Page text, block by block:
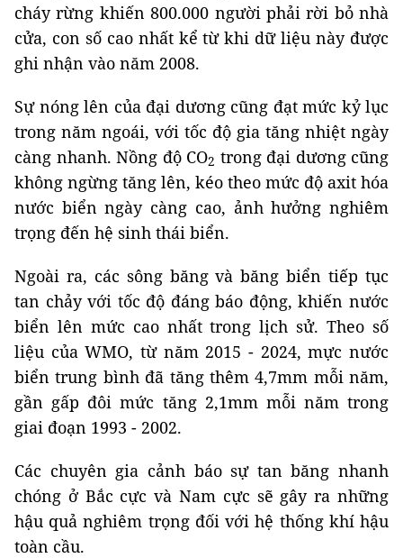
cháy rừng khiến 800.000 người phải rời bỏ nhà
cửa, con số cao nhất kể từ khi dữ liệu này được
ghi nhận vào năm 2008.
Sự nóng lên của đại dương cũng đạt mức kỷ lục
trong năm ngoái, với tốc độ gia tăng nhiệt ngày
càng nhanh. Nồng độ CO2 trong đại dương cũng
không ngừng tăng lên, kéo theo mức độ axit hóa
nước biển ngày càng cao, ảnh hưởng nghiêm
trọng đến hệ sinh thái biển.
Ngoài ra, các sông băng và băng biển tiếp tục
tan chảy với tốc độ đáng báo động, khiến nước
biển lên mức cao nhất trong lịch sử. Theo số
liệu của WMO, từ năm 2015 - 2024, mực nước
biển trung bình đã tăng thêm 4,7mm mỗi năm,
gần gấp đôi mức tăng 2,1mm mỗi năm trong
giai đoạn 1993 - 2002.
Các chuyên gia cảnh báo sự tan băng nhanh
chóng ở Bắc cực và Nam cực sẽ gây ra những
hậu quả nghiêm trọng đối với hệ thống khí hậu
toàn cầu.